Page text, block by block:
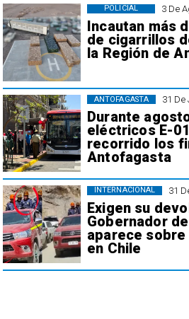
3 De
Incautan más
de cigarrillos
la Región de
POLICIAL
31 De
Durante
eléctricos E-
recorrido los
Antofagasta
ANTOFAGASTA
31
Exigen su
Gobernador
aparece
en Chile
INTERNACIONAL